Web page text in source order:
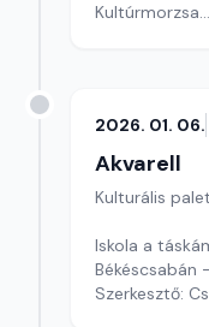
Kultúrmorzsa
2026. 01. 06.
Akvarell
Kulturális
Iskola a
Békéscsabán
Szerkesztő: